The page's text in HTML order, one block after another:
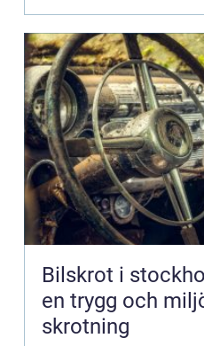
Bilskrot i stockholm så
en trygg och
skrotning